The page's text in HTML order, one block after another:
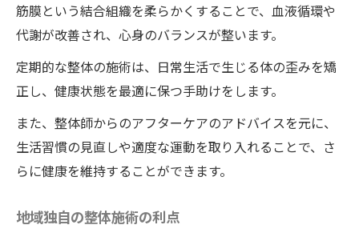
筋膜という結合組織を柔らかくすることで、血液循環や
代謝が改善され、心身のバランスが整います。
定期的な整体の施術は、日常生活で生じる体の歪みを矯
正し、健康状態を最適に保つ手助けをします。
また、整体師からのアフターケアのアドバイスを元に、
生活習慣の見直しや適度な運動を取り入れることで、さ
らに健康を維持することができます。
地域独自の整体施術の利点